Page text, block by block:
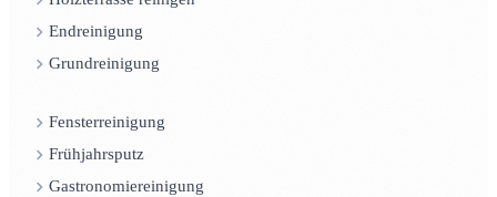
Endreinigung
Grundreinigung
Fensterreinigung
Frühjahrsputz
Gastronomiereinigung